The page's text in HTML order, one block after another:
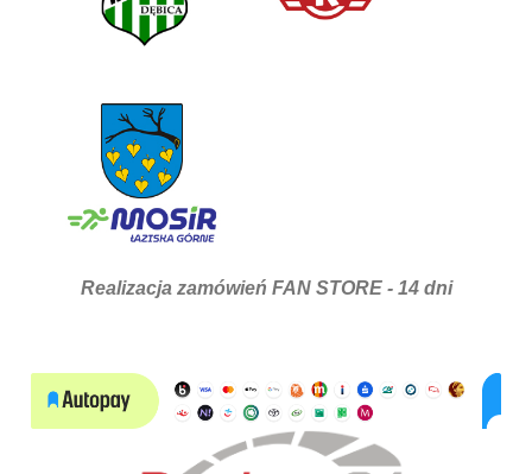
Realizacja zamówień FAN STORE - 14 dni